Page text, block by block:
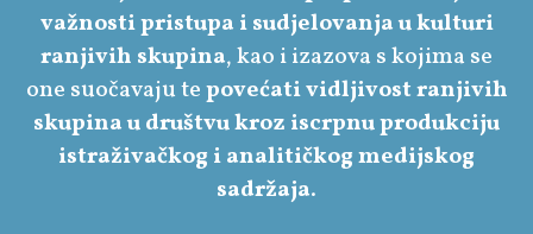
važnosti pristupa i sudjelovanja u kulturi
ranjivih skupina, kao i izazova s kojima se
one suočavaju tepovećati vidljivost ranjivih
skupina u društvu kroz iscrpnu produkciju
istraživačkog i analitičkog medijskog
sadržaja.